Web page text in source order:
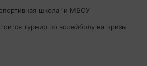
школа" и МБОУ
турнир по волейболу на призы